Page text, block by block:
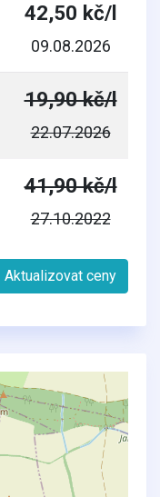
42,50 kč/l
09.08.2026
19,90 kč/l
22.07.2026
41,90 kč/l
27.10.2022
Aktualizovat ceny